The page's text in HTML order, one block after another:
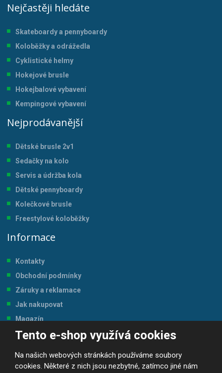
Tento e-shop využívá cookies
Na našich webových stránkách používáme soubory
cookies. Některé z nich jsou nezbytné, zatímco jiné nám
Nejčastěji hledáte
Skateboardy a pennyboardy
Koloběžky a odrážedla
Cyklistické helmy
Hokejové brusle
Hokejbalové vybavení
Kempingové vybavení
Nejprodávanější
Dětské brusle 2v1
Sedačky na kolo
Servis a údržba kola
Dětské pennyboardy
Kolečkové brusle
Freestylové koloběžky
Informace
Kontakty
Obchodní podmínky
Záruky a reklamace
Jak nakupovat
Magazín
Tabulka velikostí